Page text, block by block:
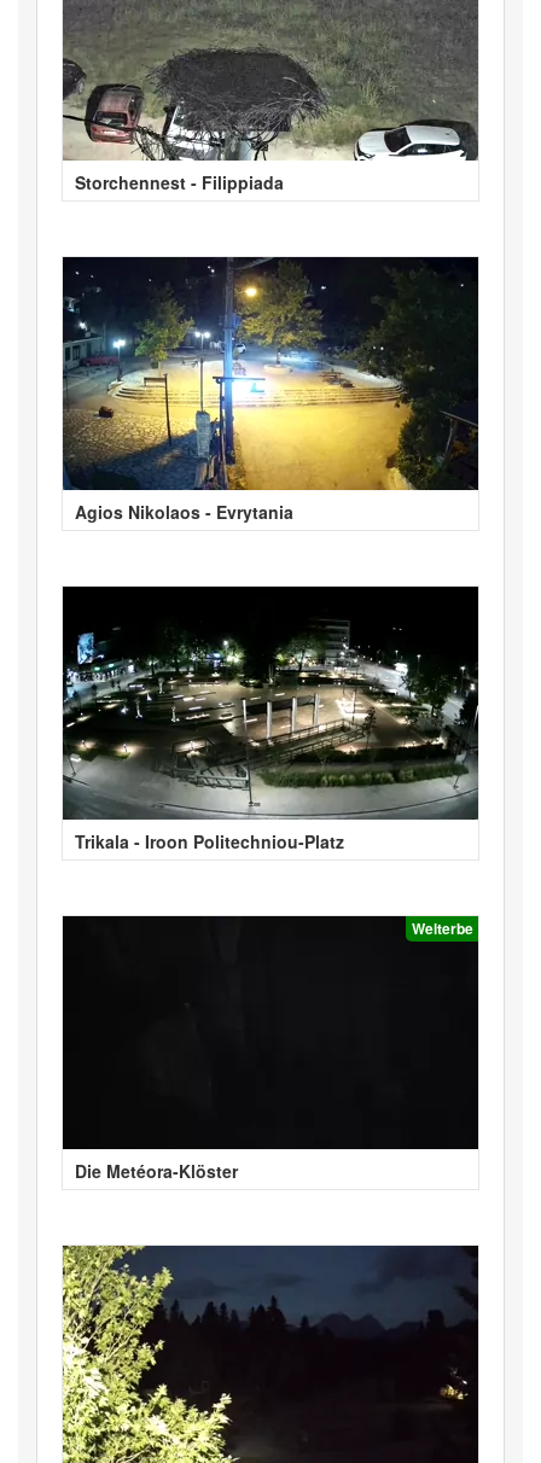
Storchennest - Filippiada
Agios Nikolaos - Evrytania
Trikala - Iroon Politechniou-Platz
Welterbe
Die Metéora-Klöster